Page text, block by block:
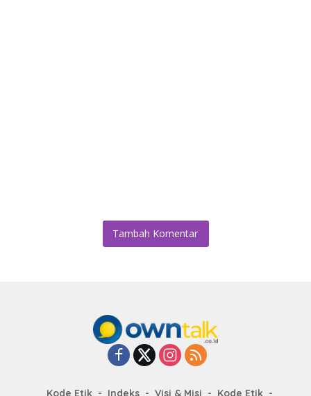
Tambah Komentar
Kode Etik Indeks Visi & Misi Kode Etik